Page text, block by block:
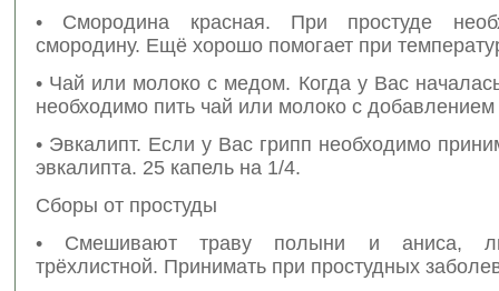
• Смородина красная. При простуде
смородину. Ещё хорошо помогает при
• Чай или молоко с медом. Когда у Вас
необходимо пить чай или молоко с
• Эвкалипт. Если у Вас грипп необходимо
эвкалипта. 25 капель на 1/4.
Сборы от простуды
• Смешивают траву полыни и аниса,
трёхлистной. Принимать при простудных